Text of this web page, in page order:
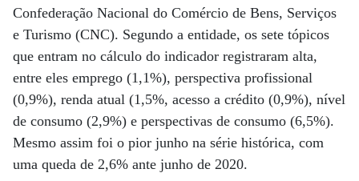
Confederação Nacional do Comércio de Bens, Serviços
e Turismo (CNC). Segundo a entidade, os sete tópicos
que entram no cálculo do indicador registraram alta,
entre eles emprego (1,1%), perspectiva profissional
(0,9%), renda atual (1,5%, acesso a crédito (0,9%), nível
de consumo (2,9%) e perspectivas de consumo (6,5%).
Mesmo assim foi o pior junho na série histórica, com
uma queda de 2,6% ante junho de 2020.